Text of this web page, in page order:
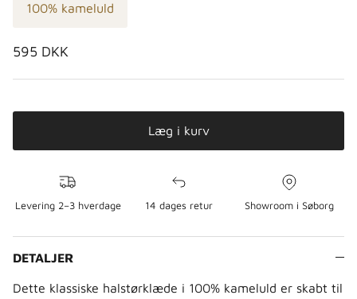
100% kameluld
Normalpris
595 DKK
Læg i kurv
Levering 2–3 hverdage 14 dages retur Showroom i Søborg
DETALJER
Dette klassiske halstørklæde i 100% kameluld er skabt til